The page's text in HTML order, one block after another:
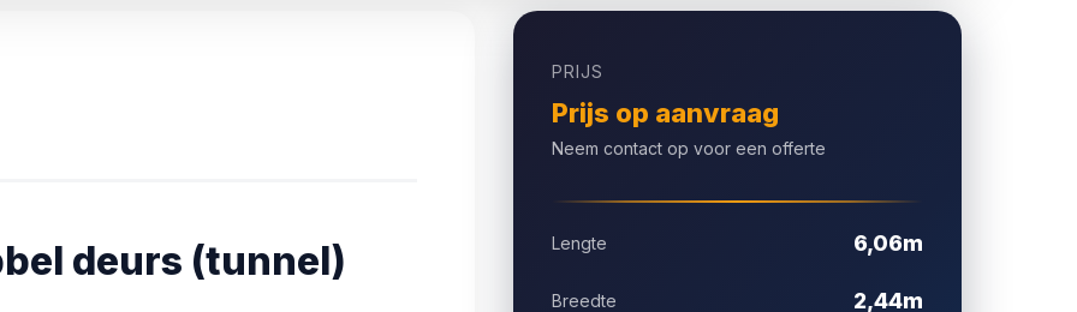
deurs (tunnel)
PRIJS
Prijs op aanvraag
Neem contact op voor een offerte
Lengte 6,06m
Breedte 2,44m